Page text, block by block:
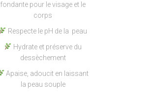
fondante pour le visage et le
corps
Respecte le pH de la peau
Hydrate et préserve du
dessèchement
Apaise, adoucit en laissant
la peau souple